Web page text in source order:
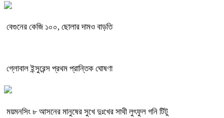
বেগুনের কেজি ১০০, ছোলার দামও বাড়তি
গ্লোবাল ইন্সুরেন্স প্রথম প্রান্তিক ঘোষণা
ময়মনসিং ৮ আসনের মানুষের সুখে দুঃখের সাথী লুৎফুল গনি টিটু